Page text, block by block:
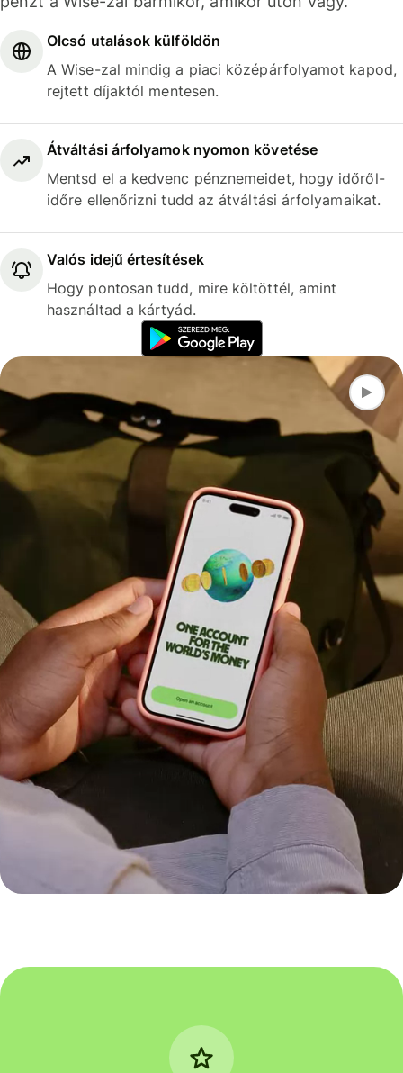
Olcsó utalások külföldön
A Wise-zal mindig a piaci középárfolyamot kapod,
rejtett díjaktól mentesen.
Átváltási árfolyamok nyomon követése
Mentsd el a kedvenc pénznemeidet, hogy időről-
időre ellenőrizni tudd az átváltási árfolyamaikat.
Valós idejű értesítések
Hogy pontosan tudd, mire költöttél, amint
használtad a kártyád.